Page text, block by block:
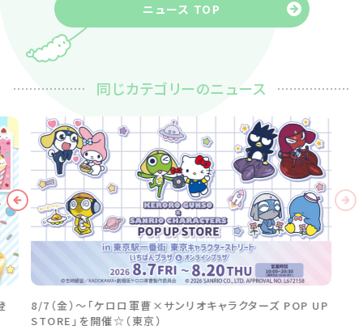
ニュース TOP
同じカテゴリーのニュース
8/7（金）～「ケロロ軍曹×サンリオキャラクターズ POP UP
STORE」を開催☆（東京）